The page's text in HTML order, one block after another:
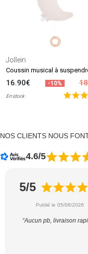
Jollein
16.90€ -10%
En stock
NOS CLIENTS NOUS
4.6/5
5/5
Publié le 05/08/2026
“Aucun pb, livraison